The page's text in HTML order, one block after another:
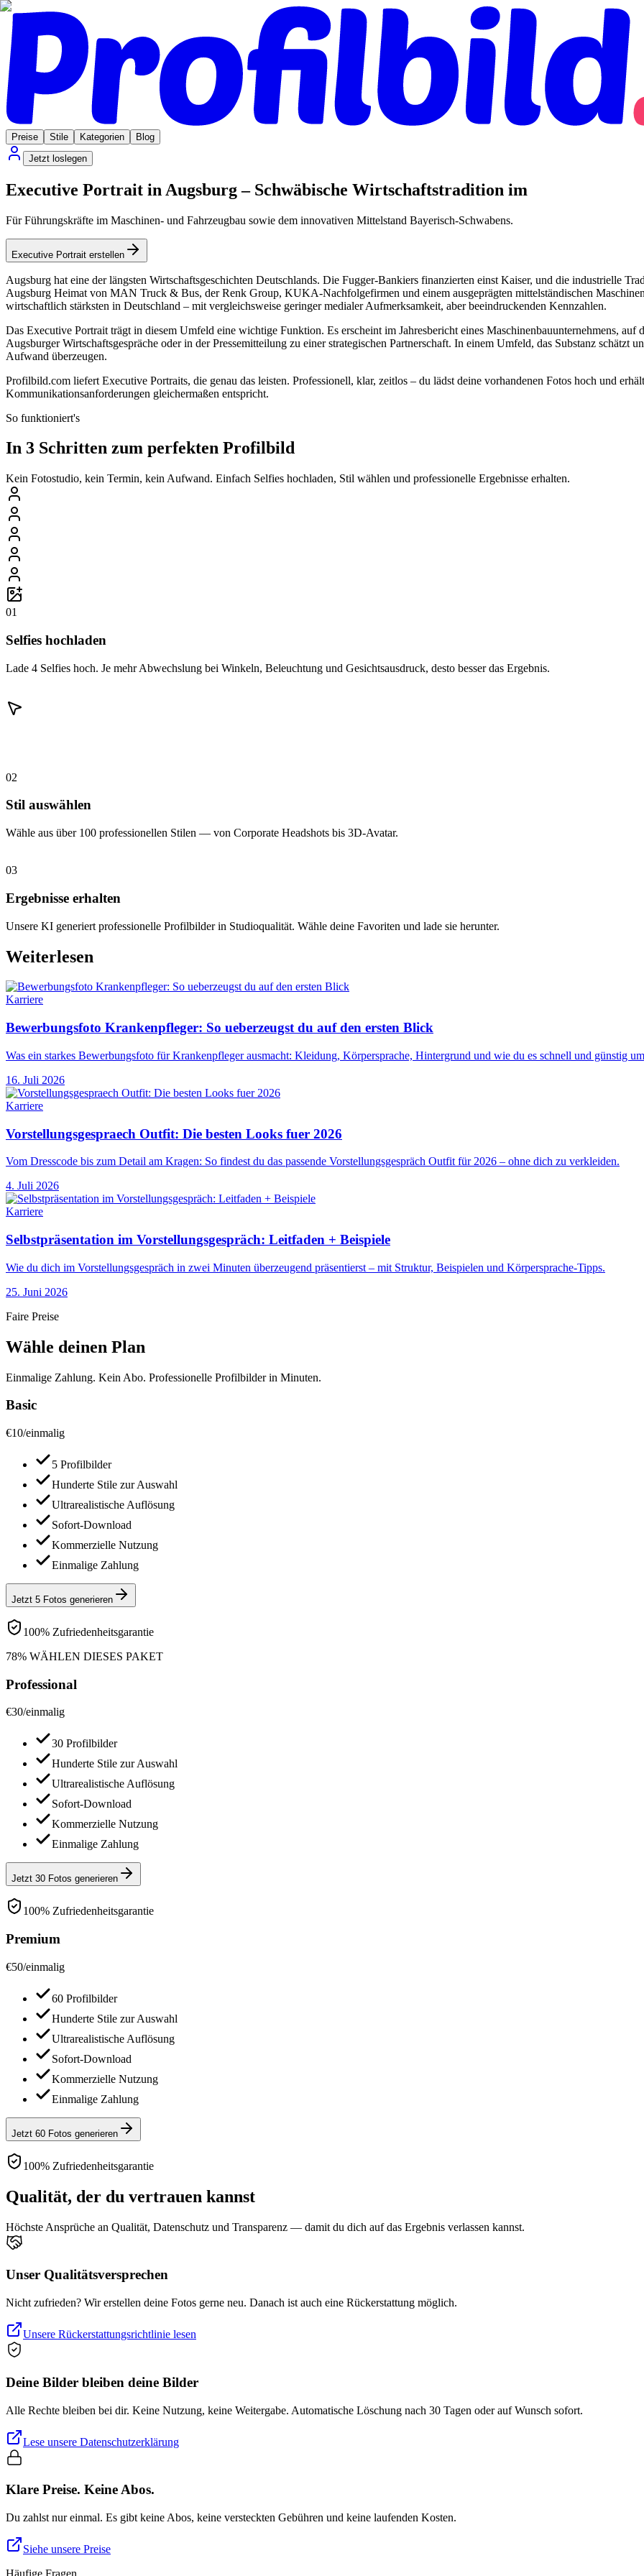
Preise Stile Kategorien
Blog
Jetzt loslegen
Executive Portrait in Augsburg – Schwäbische Wirtschaftstradition im
Für Führungskräfte im Maschinen- und Fahrzeugbau sowie dem innovativen Mittelstand Bayerisch-Schwabens.
Executive Portrait erstellen
Augsburg hat eine der längsten Wirtschaftsgeschichten Deutschlands. Die Fugger-Bankiers finanzierten einst Kaiser, und die industrielle
Augsburg Heimat von MAN Truck & Bus, der Renk Group, KUKA-Nachfolgefirmen und einem ausgeprägten mittelständischen
wirtschaftlich stärksten in Deutschland – mit vergleichsweise geringer medialer Aufmerksamkeit, aber beeindruckenden Kennzahlen.
Das Executive Portrait trägt in diesem Umfeld eine wichtige Funktion. Es erscheint im Jahresbericht eines Maschinenbauunternehmens, auf
Augsburger Wirtschaftsgespräche oder in der Pressemitteilung zu einer strategischen Partnerschaft. In einem Umfeld, das Substanz schätzt
Aufwand überzeugen.
Profilbild.com liefert Executive Portraits, die genau das leisten. Professionell, klar, zeitlos – du lädst deine vorhandenen Fotos hoch und
Kommunikationsanforderungen gleichermaßen entspricht.
So funktioniert's
In 3 Schritten zum perfekten Profilbild
Kein Fotostudio, kein Termin, kein Aufwand. Einfach Selfies hochladen, Stil wählen und professionelle Ergebnisse erhalten.
01
Selfies hochladen
Lade 4 Selfies hoch. Je mehr Abwechslung bei Winkeln, Beleuchtung und Gesichtsausdruck, desto besser das Ergebnis.
02
Stil auswählen
Wähle aus über 100 professionellen Stilen — von Corporate Headshots bis 3D-Avatar.
03
Ergebnisse erhalten
Unsere KI generiert professionelle Profilbilder in Studioqualität. Wähle deine Favoriten und lade sie herunter.
Weiterlesen
Karriere
Bewerbungsfoto Krankenpfleger: So ueberzeugst du auf den ersten Blick
Was ein starkes Bewerbungsfoto für Krankenpfleger ausmacht: Kleidung, Körpersprache, Hintergrund und wie du es schnell und günstig
16. Juli 2026
Karriere
Vorstellungsgespraech Outfit: Die besten Looks fuer 2026
Vom Dresscode bis zum Detail am Kragen: So findest du das passende Vorstellungsgespräch Outfit für 2026 – ohne dich zu verkleiden.
4. Juli 2026
Karriere
Selbstpräsentation im Vorstellungsgespräch: Leitfaden + Beispiele
Wie du dich im Vorstellungsgespräch in zwei Minuten überzeugend präsentierst – mit Struktur, Beispielen und Körpersprache-Tipps.
25. Juni 2026
Faire Preise
Wähle deinen Plan
Einmalige Zahlung. Kein Abo. Professionelle Profilbilder in Minuten.
Basic
€10/einmalig
5 Profilbilder
Hunderte Stile zur Auswahl
Ultrarealistische Auflösung
Sofort-Download
Kommerzielle Nutzung
Einmalige Zahlung
Jetzt 5 Fotos generieren
100% Zufriedenheitsgarantie
78% WÄHLEN DIESES PAKET
Professional
€30/einmalig
30 Profilbilder
Hunderte Stile zur Auswahl
Ultrarealistische Auflösung
Sofort-Download
Kommerzielle Nutzung
Einmalige Zahlung
Jetzt 30 Fotos generieren
100% Zufriedenheitsgarantie
Premium
€50/einmalig
60 Profilbilder
Hunderte Stile zur Auswahl
Ultrarealistische Auflösung
Sofort-Download
Kommerzielle Nutzung
Einmalige Zahlung
Jetzt 60 Fotos generieren
100% Zufriedenheitsgarantie
Qualität, der du vertrauen kannst
Höchste Ansprüche an Qualität, Datenschutz und Transparenz — damit du dich auf das Ergebnis verlassen kannst.
Unser Qualitätsversprechen
Nicht zufrieden? Wir erstellen deine Fotos gerne neu. Danach ist auch eine Rückerstattung möglich.
Unsere Rückerstattungsrichtlinie lesen
Deine Bilder bleiben deine Bilder
Alle Rechte bleiben bei dir. Keine Nutzung, keine Weitergabe. Automatische Löschung nach 30 Tagen oder auf Wunsch sofort.
Lese unsere Datenschutzerklärung
Klare Preise. Keine Abos.
Du zahlst nur einmal. Es gibt keine Abos, keine versteckten Gebühren und keine laufenden Kosten.
Siehe unsere Preise
Häufige Fragen